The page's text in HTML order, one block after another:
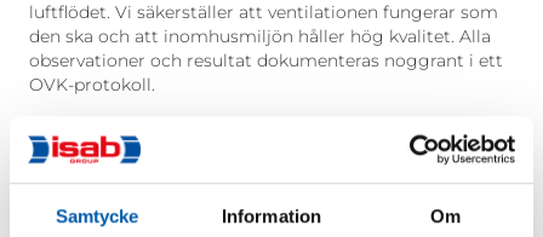
Samtycke Information Om
luftflödet. Vi säkerställer att ventilationen fungerar som
den ska och att inomhusmiljön håller hög kvalitet. Alla
observationer och resultat dokumenteras noggrant i ett
OVK-protokoll.
fastighetsägaren tydlig information om vad som
tid för att undvika eventuella påföljder. När åtgärderna är